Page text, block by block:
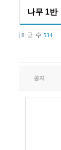
나무 1반
글 수 534
공지